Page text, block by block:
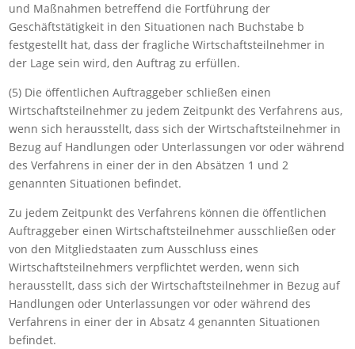
und Maßnahmen betreffend die Fortführung der
Geschäftstätigkeit in den Situationen nach Buchstabe b
festgestellt hat, dass der fragliche Wirtschaftsteilnehmer in
der Lage sein wird, den Auftrag zu erfüllen.
(5) Die öffentlichen Auftraggeber schließen einen
Wirtschaftsteilnehmer zu jedem Zeitpunkt des Verfahrens aus,
wenn sich herausstellt, dass sich der Wirtschaftsteilnehmer in
Bezug auf Handlungen oder Unterlassungen vor oder während
des Verfahrens in einer der in den Absätzen 1 und 2
genannten Situationen befindet.
Zu jedem Zeitpunkt des Verfahrens können die öffentlichen
Auftraggeber einen Wirtschaftsteilnehmer ausschließen oder
von den Mitgliedstaaten zum Ausschluss eines
Wirtschaftsteilnehmers verpflichtet werden, wenn sich
herausstellt, dass sich der Wirtschaftsteilnehmer in Bezug auf
Handlungen oder Unterlassungen vor oder während des
Verfahrens in einer der in Absatz 4 genannten Situationen
befindet.